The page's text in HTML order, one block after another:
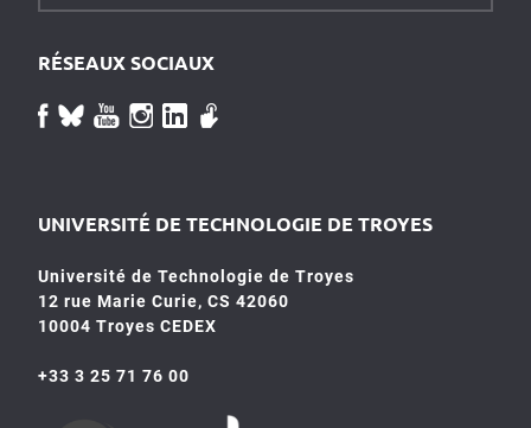
RÉSEAUX SOCIAUX
UNIVERSITÉ DE TECHNOLOGIE DE TROYES
Université de Technologie de Troyes
12 rue Marie Curie, CS 42060
10004 Troyes CEDEX
+33 3 25 71 76 00